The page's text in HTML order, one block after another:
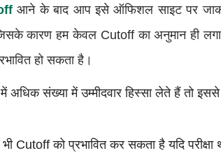
आने के बाद आप इसे ऑफिशल साइट पर
कारण हम केवल Cutoff का अनुमान ही
हो सकता है।
में अधिक संख्या में उम्मीदवार हिस्सा लेते हैं तो
भी Cutoff को प्रभावित कर सकता है यदि